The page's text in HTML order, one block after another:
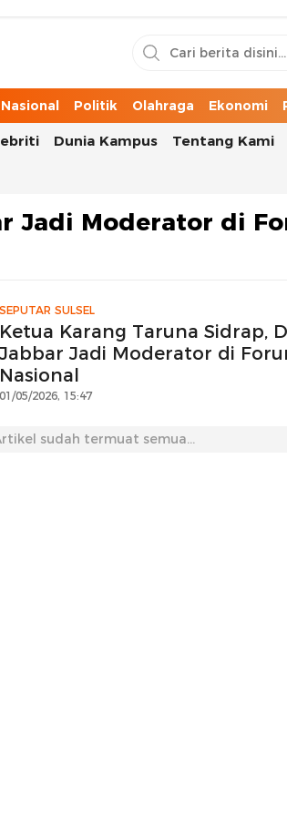
dan Cerita Kota
Nasional Politik Olahraga Ekonomi
Dunia Kampus Tentang Kami
Jadi Moderator di
SEPUTAR SULSEL
Ketua Karang Taruna Sidrap,
Jabbar Jadi Moderator di
Nasional
01/05/2026, 15:47
sudah termuat semua...